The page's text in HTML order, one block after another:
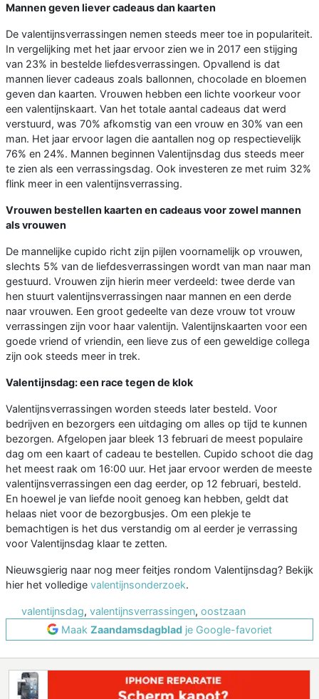
Mannen geven liever cadeaus dan kaarten
De valentijnsverrassingen nemen steeds meer toe in populariteit.
In vergelijking met het jaar ervoor zien we in 2017 een stijging
van 23% in bestelde liefdesverrassingen. Opvallend is dat
mannen liever cadeaus zoals ballonnen, chocolade en bloemen
geven dan kaarten. Vrouwen hebben een lichte voorkeur voor
een valentijnskaart. Van het totale aantal cadeaus dat werd
verstuurd, was 70% afkomstig van een vrouw en 30% van een
man. Het jaar ervoor lagen die aantallen nog op respectievelijk
76% en 24%. Mannen beginnen Valentijnsdag dus steeds meer
te zien als een verrassingsdag. Ook investeren ze met ruim 32%
flink meer in een valentijnsverrassing.
Vrouwen bestellen kaarten en cadeaus voor zowel mannen
als vrouwen
De mannelijke cupido richt zijn pijlen voornamelijk op vrouwen,
slechts 5% van de liefdesverrassingen wordt van man naar man
gestuurd. Vrouwen zijn hierin meer verdeeld: twee derde van
hen stuurt valentijnsverrassingen naar mannen en een derde
naar vrouwen. Een groot gedeelte van deze vrouw tot vrouw
verrassingen zijn voor haar valentijn. Valentijnskaarten voor een
goede vriend of vriendin, een lieve zus of een geweldige collega
zijn ook steeds meer in trek.
Valentijnsdag: een race tegen de klok
Valentijnsverrassingen worden steeds later besteld. Voor
bedrijven en bezorgers een uitdaging om alles op tijd te kunnen
bezorgen. Afgelopen jaar bleek 13 februari de meest populaire
dag om een kaart of cadeau te bestellen. Cupido schoot die dag
het meest raak om 16:00 uur. Het jaar ervoor werden de meeste
valentijnsverrassingen een dag eerder, op 12 februari, besteld.
En hoewel je van liefde nooit genoeg kan hebben, geldt dat
helaas niet voor de bezorgbusjes. Om een plekje te
bemachtigen is het dus verstandig om al eerder je verrassing
voor Valentijnsdag klaar te zetten.
Nieuwsgierig naar nog meer feitjes rondom Valentijnsdag? Bekijk
hier het volledige valentijnsonderzoek.
valentijnsdag, valentijnsverrassingen, oostzaan
Maak Zaandamsdagblad je Google-favoriet